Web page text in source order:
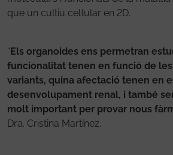
que un cultiu cel·lular en 2D.
“Els organoides ens permetran
funcionalitat tenen en funció de
variants, quina afectació tenen en
desenvolupament renal, i també
molt important per provar nous
Dra. Cristina Martínez.